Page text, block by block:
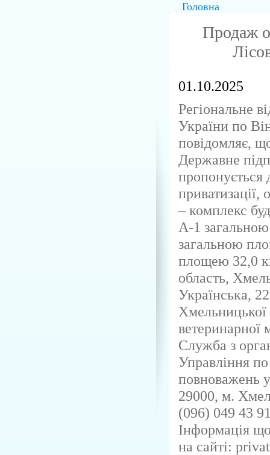
Головна
Продаж
01.10.2025
Регіональне
України по
повідомляє,
Державне
пропонується
– комплекс
А-1
загальною
площею 32,0
область,
Українська,
Хмельницької
Служба з
Управління по
повноважень
29000, м.
(096) 049 43
Інформація
на сайті: